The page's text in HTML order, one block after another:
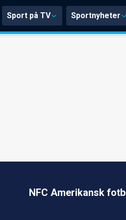
Sport på TV Sportnyheter
NFC Amerikansk